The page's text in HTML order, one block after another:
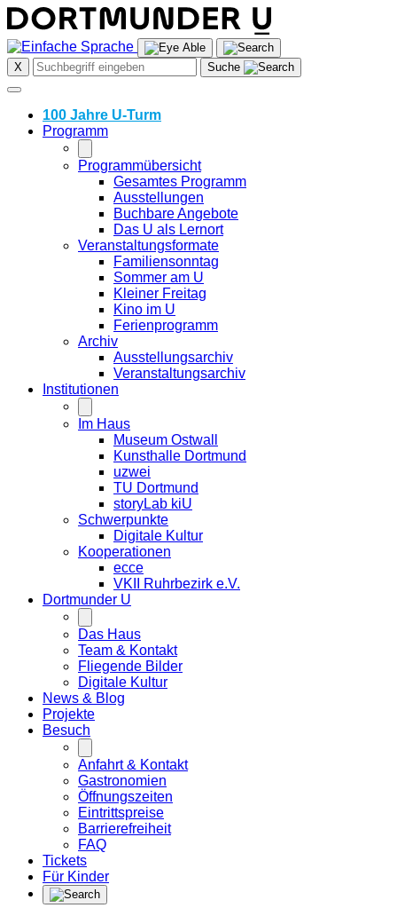
Skip
to
content
X Suche
100 Jahre U-Turm
Programm
Programmübersicht
Gesamtes Programm
Ausstellungen
Buchbare Angebote
Das U als Lernort
Veranstaltungsformate
Familiensonntag
Sommer am U
Kleiner Freitag
Kino im U
Ferienprogramm
Archiv
Ausstellungsarchiv
Veranstaltungsarchiv
Institutionen
Im Haus
Museum Ostwall
Kunsthalle Dortmund
uzwei
TU Dortmund
storyLab kiU
Schwerpunkte
Digitale Kultur
Kooperationen
ecce
VKII Ruhrbezirk e.V.
Dortmunder U
Das Haus
Team & Kontakt
Fliegende Bilder
Digitale Kultur
News & Blog
Projekte
Besuch
Anfahrt & Kontakt
Gastronomien
Öffnungszeiten
Eintrittspreise
Barrierefreiheit
FAQ
Tickets
Für Kinder